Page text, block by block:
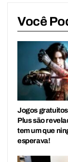
Você
Jogos gratuitos
Plus são
tem um que
esperava!